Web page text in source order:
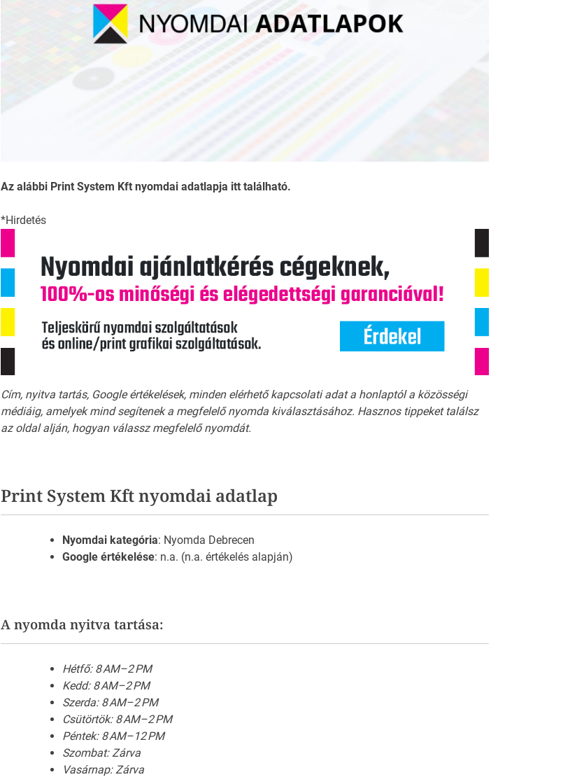
Az alábbi Print System Kft nyomdai adatlapja itt található.
*Hirdetés
Cím, nyitva tartás, Google értékelések, minden elérhető kapcsolati adat a honlaptól a közösségi
médiáig, amelyek mind segítenek a megfelelő nyomda kiválasztásához. Hasznos tippeket találsz
az oldal alján, hogyan válassz megfelelő nyomdát.
Print System Kft nyomdai adatlap
Nyomdai kategória: Nyomda Debrecen
Google értékelése: n.a. (n.a. értékelés alapján)
A nyomda nyitva tartása:
Hétfő: 8 AM–2 PM
Kedd: 8 AM–2 PM
Szerda: 8 AM–2 PM
Csütörtök: 8 AM–2 PM
Péntek: 8 AM–12 PM
Szombat: Zárva
Vasárnap: Zárva